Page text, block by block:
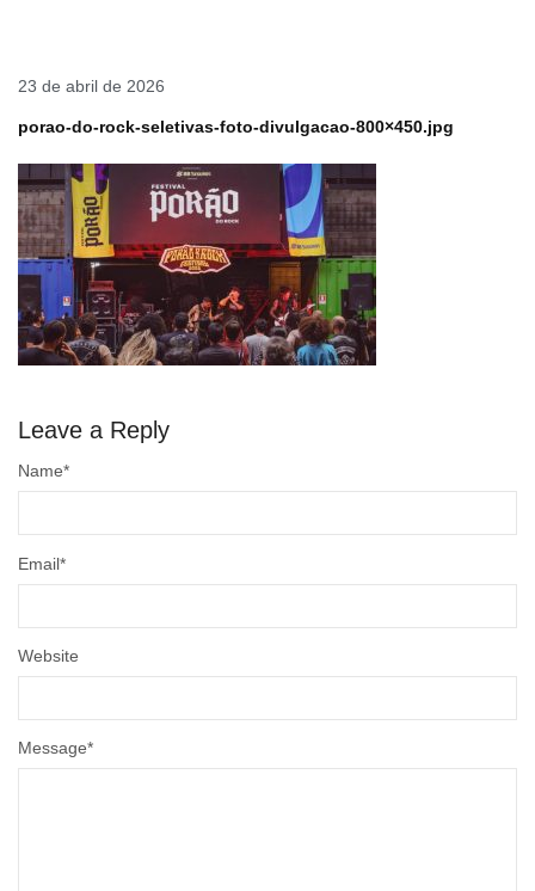
23 de abril de 2026
porao-do-rock-seletivas-foto-divulgacao-800×450.jpg
Leave a Reply
Message*
Name*
Email*
Website